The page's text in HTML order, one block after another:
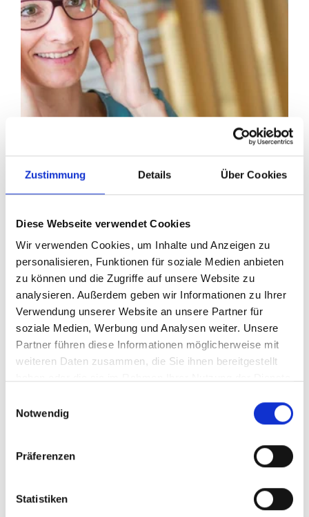
Zustimmung Details Über Cookies
Diese Webseite verwendet Cookies
Wir verwenden Cookies, um Inhalte und Anzeigen zu
personalisieren, Funktionen für soziale Medien anbieten
zu können und die Zugriffe auf unsere Website zu
analysieren. Außerdem geben wir Informationen zu Ihrer
Verwendung unserer Website an unsere Partner für
soziale Medien, Werbung und Analysen weiter. Unsere
Partner führen diese Informationen möglicherweise mit
weiteren Daten zusammen, die Sie ihnen bereitgestellt
Notwendig
Präferenzen
Statistiken
Ihr Partner für optimales
Sehen in Neumünster
Als erster Ansprechpartner für das gute Sehen sind wir
als Augenoptiker in Neumünster mehr als „nur“
diejenigen, die sich um die jeweilige optisch,
anatomisch und ästhetisch perfekt auf Ihre
individuellen Wünsche und Bedürfnisse angepasste
Sehhilfe kümmern. Wir sind auch oft die Ersten, die
eventuelle Auffälligkeiten am Auge feststellen und
verweisen.
eine optimale Sicht, wir messen Ihre Sehstärke und
individuell auf Ihre Sehaufgaben zugeschnittene Brille
an. Als Gesundheitsberuf hat sich die Augenoptik –